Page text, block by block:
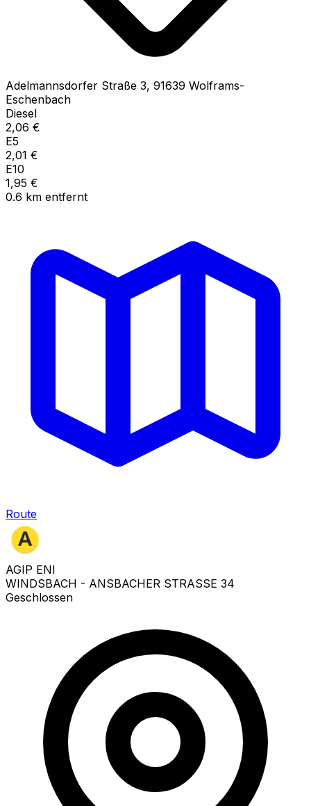
Adelmannsdorfer Straße 3, 91639 Wolframs-
Eschenbach
Diesel
2,06 €
E5
2,01 €
E10
1,95 €
0.6 km entfernt
Route
AGIP ENI
WINDSBACH - ANSBACHER STRASSE 34
Geschlossen